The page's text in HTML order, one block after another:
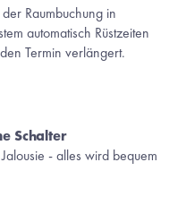
Raumbuchung in
automatisch Rüstzeiten
Termin verlängert.
Schalter
- alles wird bequem